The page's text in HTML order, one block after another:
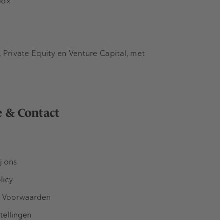
& Contact
ons
Equity en Venture Capital, met